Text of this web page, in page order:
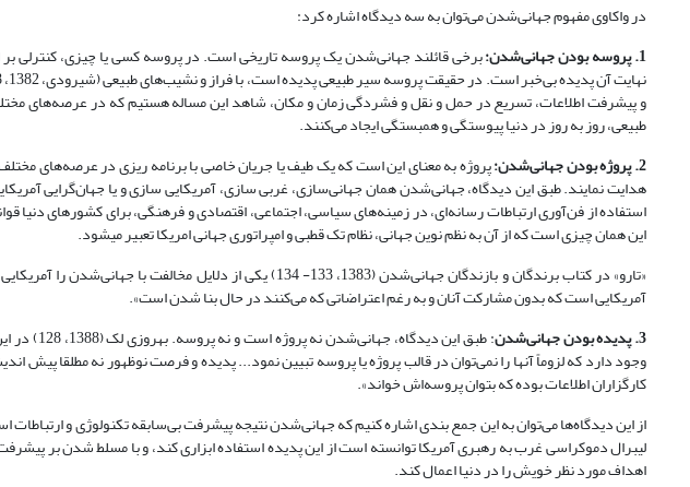
در واکاوی مفهوم جهانی‌شدن می‌توان به سه دیدگاه‌ اشاره کرد:
1. پروسه بودن جهانی‌شدن:
برخی قائلند جهانی‌شدن یک‌ پروسه‌ تاریخی است. در پروسه کسی یا چیزی، کنترلی بر
و پیشرفت اطلاعات، تسریع در حمل و نقل و فشردگی زمان و مکان، شاهد این مساله هستیم که در عرصه‌های
طبیعی، روز به روز در دنیا پیوستگی و همبستگی ایجاد می‌کنند.
2. پروژه‌ بودن جهانی‌شدن:
پروژه به معنای این است که یک طیف یا جریان خاصی با برنامه ریزی در عرصه‌های
هدایت نمایند. طبق این دیدگاه، جهانی‌شدن همان جهانی‌سازی، غربی سازی، آمریکایی سازی و یا جهان‌گرایی
استفاده از فن‌آوری ارتباطات رسانه‌ای، در زمینه‌های سیاسی، اجتماعی، اقتصادی و فرهنگی، برای کشورهای دنیا
این همان چیزی است که از آن به نظم نوین جهانی، نظام تک قطبی و امپراتوری جهانی امریکا تعبیر می‏شود.
«تارو» در کتاب برندگان و بازندگان جهانی‌شدن (1383، 133- 134) یکی
آمریکایی است که بدون مشارکت آنان و به رغم اعتراضاتی که می‌کنند در حال بنا شدن است».
3. پدیده بودن جهانی‌شدن
: طبق این
وجود دارد که‌ لزوماً‌ آنها را نمی‌توان‌ در قالب‌ پروژه‌ یا پروسه‌ تبیین‌ نمود... پدیده‌ و فرصت‌ نوظهور نه‌ مطلقا پیش‌
کارگزاران‌ اطلاعات‌ بوده‌ که‌ بتوان‌ پروسه‌اش‌ خواند».
از این دیدگاه‌ها می‌توان به این جمع بندی اشاره کنیم که جهانی‌شدن نتیجه پیشرفت بی‌سابقه تکنولوژی و
لیبرال دموکراسی غرب به رهبری آمریکا توانسته است از این پدیده استفاده ابزاری کند، و با مسلط شدن بر
اهداف مورد نظر خویش را در دنیا اعمال کند.